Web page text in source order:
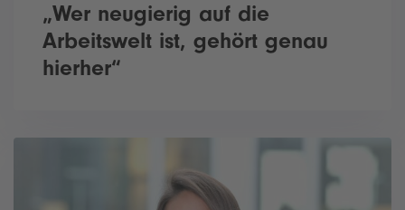
„Wer neugierig auf die
Arbeitswelt ist, gehört genau
hierher“